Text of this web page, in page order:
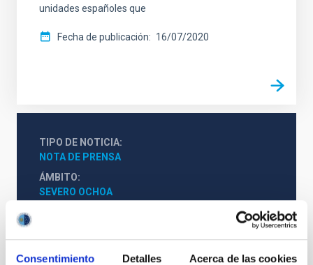
Consentimiento Detalles Acerca de las cookies
unidades españoles que
Fecha de publicación 16/07/2020
TIPO DE NOTICIA
NOTA DE PRENSA
ÁMBITO
SEVERO OCHOA
Acuerdos Medios de comunicación Severo Ochoa